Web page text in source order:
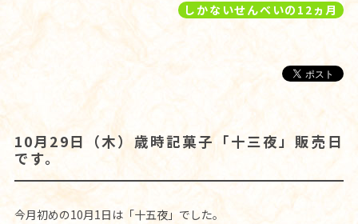
しかないせんべいの12ヵ月
10月29日（木）歳時記菓子「十三夜」販売日
です。
今月初めの10月1日は「十五夜」でした。